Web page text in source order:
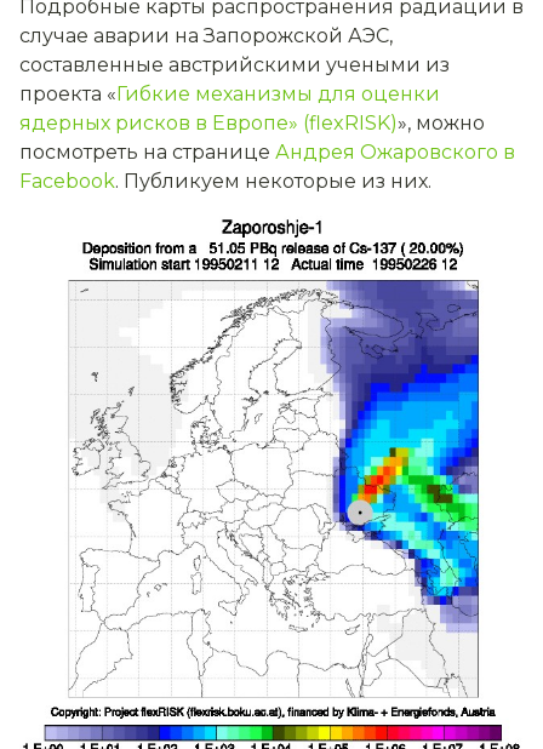
Подробные карты распространения радиации в
случае аварии на Запорожской АЭС,
составленные австрийскими учеными из
проекта «Гибкие механизмы для оценки
ядерных рисков в Европе» (flexRISK)», можно
посмотреть на странице Андрея Ожаровского в
Facebook. Публикуем некоторые из них.